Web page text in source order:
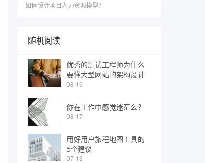
如何设计项目人力资源模型？
随机阅读
优秀的测试工程师为什么
要懂大型网站的架构设计
08-19
你在工作中感觉迷茫么？
08-17
用好用户旅程地图工具的
5个建议
07-13